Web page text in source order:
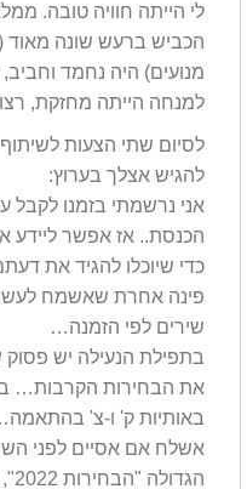
לי הייתה חוויה טובה.
הכביש ברעש שונה מאוד
מנועים) היה נחמד
למנחה הייתה מחזקת,
לסיום שתי הצעות
להגיש אצלך בערוץ:
אני נרשמתי בזמנו לקבל
הכנסת.. אז אפשר ליידע
כדי שיוכלו להגיד את
פינה אחרת שאשמח
שירים לפי הזמנה…
את הבחירות הקרבות…
באותיות ק' ו-צ'
אשלח אם אסיים לפני